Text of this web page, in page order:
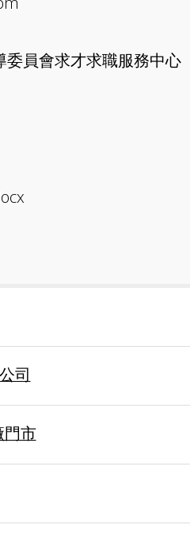
員會求才求職服務中心
司
門市